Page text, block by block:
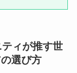
ィが推す世
選び方